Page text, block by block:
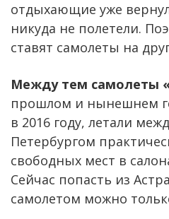
отдыхающие уже
никуда не полетели.
ставят самолеты на
Между тем самолеты
прошлом и нынешнем
в 2016 году, летали
Петербургом
свободных мест в
Сейчас попасть из
самолетом можно